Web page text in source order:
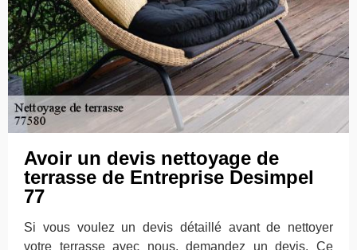
Avoir un devis nettoyage de
terrasse de Entreprise Desimpel
77
Si vous voulez un devis détaillé avant de nettoyer
votre terrasse avec nous, demandez un devis. Ce